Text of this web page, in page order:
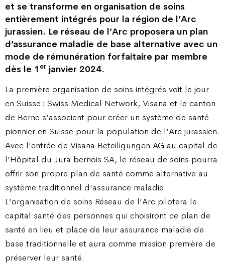
et se transforme en organisation de soins
entièrement intégrés pour la région de l’Arc
jurassien. Le réseau de l’Arc proposera un plan
d’assurance maladie de base alternative avec un
mode de rémunération forfaitaire par membre
dès le 1 er janvier 2024.
La première organisation de soins intégrés voit le jour
en Suisse : Swiss Medical Network, Visana et le canton
de Berne s’associent pour créer un système de santé
pionnier en Suisse pour la population de l’Arc jurassien.
Avec l’entrée de Visana Beteiligungen AG au capital de
l’Hôpital du Jura bernois SA, le réseau de soins pourra
offrir son propre plan de santé comme alternative au
système traditionnel d’assurance maladie.
L’organisation de soins Réseau de l’Arc pilotera le
capital santé des personnes qui choisiront ce plan de
santé en lieu et place de leur assurance maladie de
base traditionnelle et aura comme mission première de
préserver leur santé.